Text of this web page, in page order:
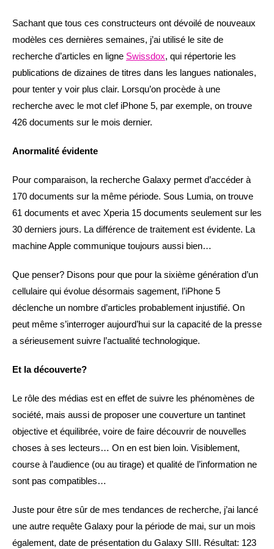
Sachant que tous ces constructeurs ont dévoilé de nouveaux
modèles ces dernières semaines, j’ai utilisé le site de
recherche d’articles en ligne Swissdox, qui répertorie les
publications de dizaines de titres dans les langues nationales,
pour tenter y voir plus clair. Lorsqu’on procède à une
recherche avec le mot clef iPhone 5, par exemple, on trouve
426 documents sur le mois dernier.
Anormalité évidente
Pour comparaison, la recherche Galaxy permet d’accéder à
170 documents sur la même période. Sous Lumia, on trouve
61 documents et avec Xperia 15 documents seulement sur les
30 derniers jours. La différence de traitement est évidente. La
machine Apple communique toujours aussi bien…
Que penser? Disons pour que pour la sixième génération d’un
cellulaire qui évolue désormais sagement, l’iPhone 5
déclenche un nombre d’articles probablement injustifié. On
peut même s’interroger aujourd’hui sur la capacité de la presse
a sérieusement suivre l’actualité technologique.
Et la découverte?
Le rôle des médias est en effet de suivre les phénomènes de
société, mais aussi de proposer une couverture un tantinet
objective et équilibrée, voire de faire découvrir de nouvelles
choses à ses lecteurs… On en est bien loin. Visiblement,
course à l’audience (ou au tirage) et qualité de l’information ne
sont pas compatibles…
Juste pour être sûr de mes tendances de recherche, j’ai lancé
une autre requête Galaxy pour la période de mai, sur un mois
également, date de présentation du Galaxy SIII. Résultat: 123